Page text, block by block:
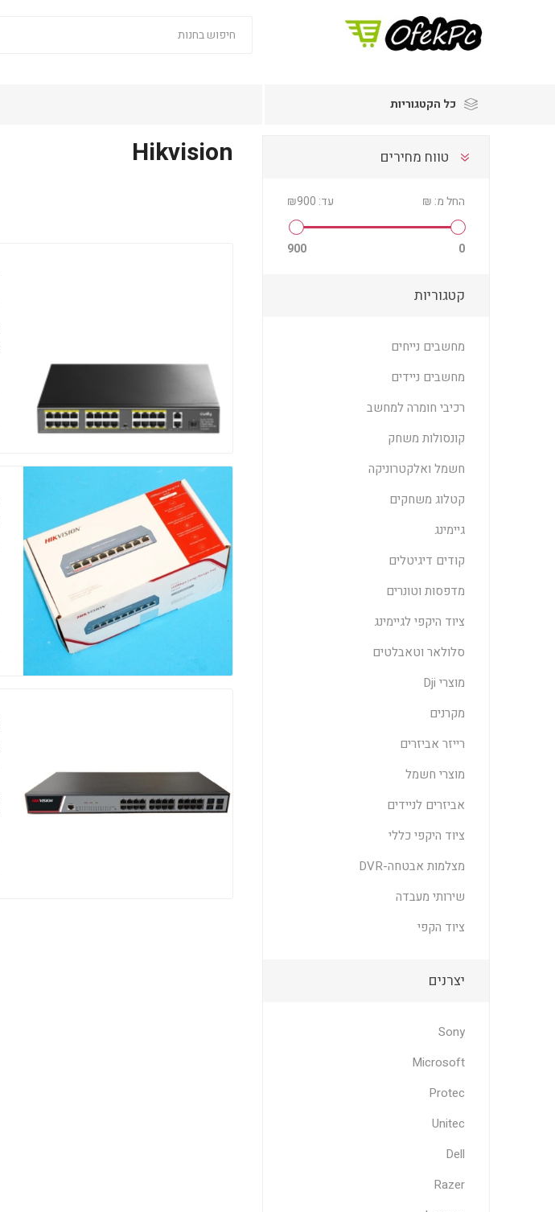
כל הקטגוריות
Hikvision טווח מחירים
החל מ: ₪ עד: ₪900
0
900
קטגוריות
מחשבים נייחים
מחשבים ניידים
רכיבי חומרה למחשב
קונסולות משחק
חשמל ואלקטרוניקה
קטלוג משחקים
גיימינג
קודים דיגיטלים
מדפסות וטונרים
ציוד היקפי לגיימינג
סלולאר וטאבלטים
מוצרי Dji
מקרנים
רייזר אביזרים
מוצרי חשמל
אביזרים לניידים
ציוד היקפי כללי
מצלמות אבטחה-DVR
שירותי מעבדה
ציוד הקפי
יצרנים
Sony
Microsoft
Protec
Unitec
Dell
Razer